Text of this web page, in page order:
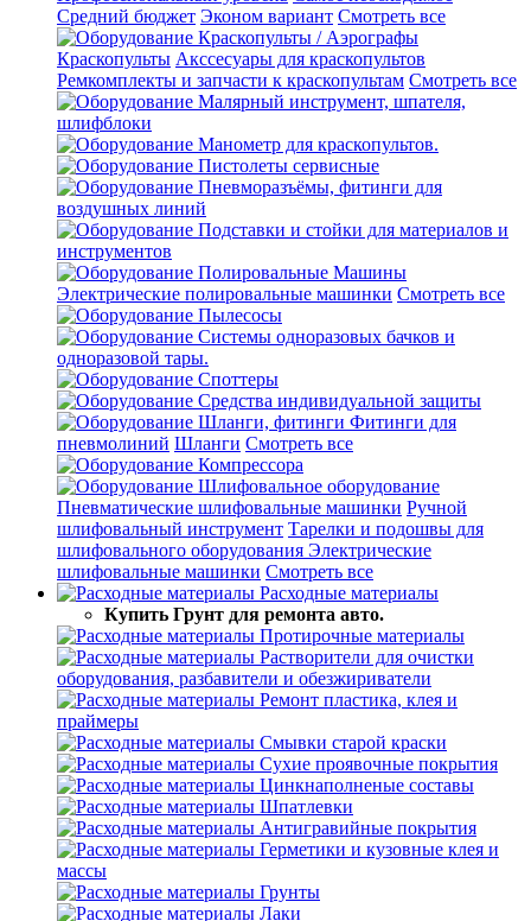
Средний бюджет Эконом вариант Смотреть все
Краскопульты / Аэрографы
Краскопульты Акссесуары для краскопультов
Ремкомплекты и запчасти к краскопультам Смотреть все
Малярный инструмент, шпателя,
шлифблоки
Манометр для краскопультов.
Пистолеты сервисные
Пневморазъёмы, фитинги для
воздушных линий
Подставки и стойки для материалов и
инструментов
Полировальные Машины
Электрические полировальные машинки Смотреть все
Пылесосы
Системы одноразовых бачков и
одноразовой тары.
Споттеры
Средства индивидуальной защиты
Шланги, фитинги Фитинги для
пневмолиний Шланги Смотреть все
Компрессора
Шлифовальное оборудование
Пневматические шлифовальные машинки Ручной
шлифовальный инструмент Тарелки и подошвы для
шлифовального оборудования Электрические
шлифовальные машинки Смотреть все
Расходные материалы
Купить Грунт для ремонта авто.
Протирочные материалы
Растворители для очистки
оборудования, разбавители и обезжириватели
Ремонт пластика, клея и
праймеры
Смывки старой краски
Сухие проявочные покрытия
Цинкнаполненые составы
Шпатлевки
Антигравийные покрытия
Герметики и кузовные клея и
массы
Грунты
Лаки